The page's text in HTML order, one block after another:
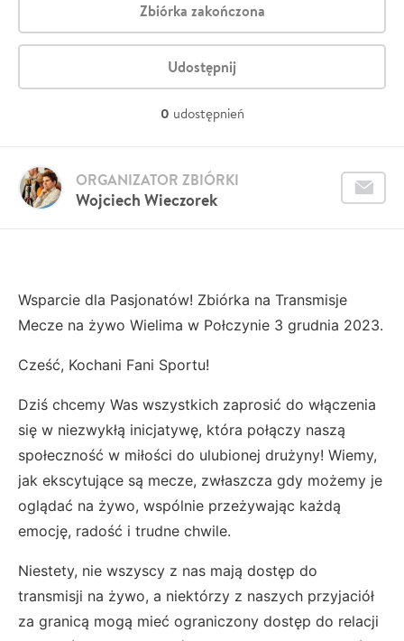
Zbiórka zakończona
Udostępnij
0 udostępnień
Wojciech Wieczorek
ORGANIZATOR ZBIÓRKI
Wsparcie dla Pasjonatów! Zbiórka na Transmisje
Mecze na żywo Wielima w Połczynie 3 grudnia 2023.
Cześć, Kochani Fani Sportu!
Dziś chcemy Was wszystkich zaprosić do włączenia
się w niezwykłą inicjatywę, która połączy naszą
społeczność w miłości do ulubionej drużyny! Wiemy,
jak ekscytujące są mecze, zwłaszcza gdy możemy je
oglądać na żywo, wspólnie przeżywając każdą
emocję, radość i trudne chwile.
Niestety, nie wszyscy z nas mają dostęp do
transmisji na żywo, a niektórzy z naszych przyjaciół
za granicą mogą mieć ograniczony dostęp do relacji